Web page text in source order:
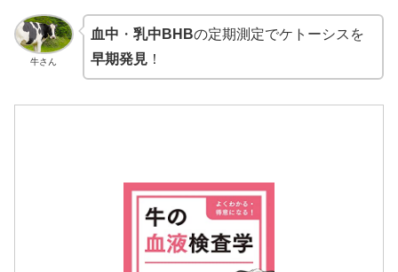
牛さん
血中 ・ 乳中BHBの定期測定でケトーシスを
早期発見！